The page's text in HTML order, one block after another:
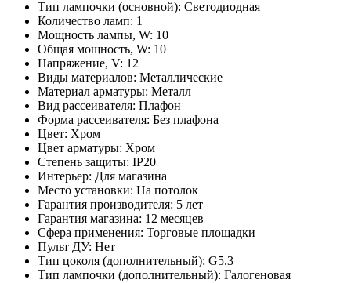
Тип лампочки (основной): Светодиодная
Количество ламп: 1
Мощность лампы, W: 10
Общая мощность, W: 10
Напряжение, V: 12
Виды материалов: Металлические
Материал арматуры: Металл
Вид рассеивателя: Плафон
Форма рассеивателя: Без плафона
Цвет: Хром
Цвет арматуры: Хром
Степень защиты: IP20
Интерьер: Для магазина
Место установки: На потолок
Гарантия производителя: 5 лет
Гарантия магазина: 12 месяцев
Сфера применения: Торговые площадки
Пульт ДУ: Нет
Тип цоколя (дополнительный): G5.3
Тип лампочки (дополнительный): Галогеновая